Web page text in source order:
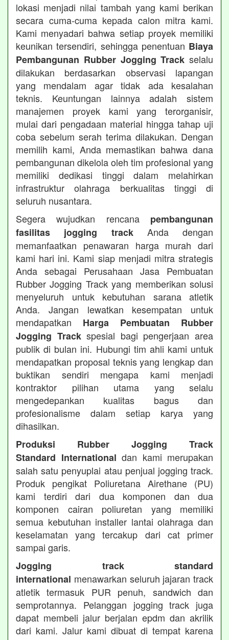
lokasi menjadi nilai tambah yang kami berikan
secara cuma-cuma kepada calon mitra kami.
Kami menyadari bahwa setiap proyek memiliki
keunikan tersendiri, sehingga penentuan Biaya
Pembangunan Rubber Jogging Track selalu
dilakukan berdasarkan observasi lapangan
yang mendalam agar tidak ada kesalahan
teknis. Keuntungan lainnya adalah sistem
manajemen proyek kami yang terorganisir,
mulai dari pengadaan material hingga tahap uji
coba sebelum serah terima dilakukan. Dengan
memilih kami, Anda memastikan bahwa dana
pembangunan dikelola oleh tim profesional yang
memiliki dedikasi tinggi dalam melahirkan
infrastruktur olahraga berkualitas tinggi di
seluruh nusantara.
Segera wujudkan rencana pembangunan
fasilitas jogging trackAnda dengan
memanfaatkan penawaran harga murah dari
kami hari ini. Kami siap menjadi mitra strategis
Anda sebagai Perusahaan Jasa Pembuatan
Rubber Jogging Track yang memberikan solusi
menyeluruh untuk kebutuhan sarana atletik
Anda. Jangan lewatkan kesempatan untuk
mendapatkan Harga Pembuatan Rubber
Jogging Trackspesial bagi pengerjaan area
publik di bulan ini. Hubungi tim ahli kami untuk
mendapatkan proposal teknis yang lengkap dan
buktikan sendiri mengapa kami menjadi
kontraktor pilihan utama yang selalu
mengedepankan kualitas bagus dan
profesionalisme dalam setiap karya yang
dihasilkan.
Produksi Rubber Jogging Track
Standard International dan kami merupakan
salah satu penyuplai atau penjual jogging track.
Produk pengikat Poliuretana Airethane (PU)
kami terdiri dari dua komponen dan dua
komponen cairan poliuretan yang memiliki
semua kebutuhan installer lantai olahraga dan
keselamatan yang tercakup dari cat primer
sampai garis.
Jogging track standard
international menawarkan seluruh jajaran track
atletik termasuk PUR penuh, sandwich dan
semprotannya. Pelanggan jogging track juga
dapat membeli jalur berjalan epdm dan akrilik
dari kami. Jalur kami dibuat di tempat karena